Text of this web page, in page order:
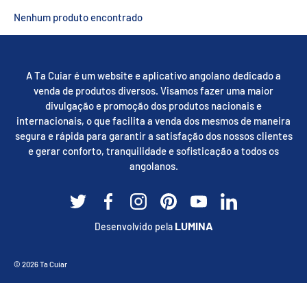
Nenhum produto encontrado
A Ta Cuiar é um website e aplicativo angolano dedicado a
venda de produtos diversos. Visamos fazer uma maior
divulgação e promoção dos produtos nacionais e
internacionais, o que facilita a venda dos mesmos de maneira
segura e rápida para garantir a satisfação dos nossos clientes
e gerar conforto, tranquilidade e sofisticação a todos os
angolanos.
TwitterFacebookInstagramPinterestYouTubeLinkedin
© 2026Ta Cuiar
Desenvolvido pela LUMINA